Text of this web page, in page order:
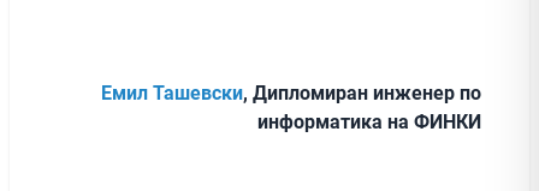
Емил Ташевски, Дипломиран инженер по
информатика на ФИНКИ